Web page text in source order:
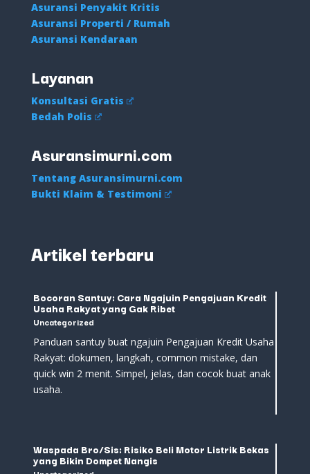
Asuransi Penyakit Kritis
Asuransi Properti / Rumah
Asuransi Kendaraan
Layanan
Konsultasi Gratis
Bedah Polis
Asuransimurni.com
Tentang Asuransimurni.com
Bukti Klaim & Testimoni
Artikel terbaru
Bocoran Santuy: Cara Ngajuin Pengajuan Kredit
Usaha Rakyat yang Gak Ribet
Uncategorized
Panduan santuy buat ngajuin Pengajuan Kredit Usaha
Rakyat: dokumen, langkah, common mistake, dan
quick win 2 menit. Simpel, jelas, dan cocok buat anak
usaha.
Waspada Bro/Sis: Risiko Beli Motor Listrik Bekas
yang Bikin Dompet Nangis